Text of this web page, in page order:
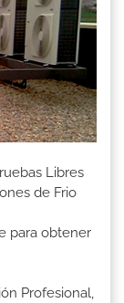
Libres
de Frio
para obtener
Profesional,